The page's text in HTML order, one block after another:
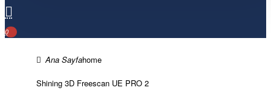
0
home
Shining 3D Freescan UE PRO 2